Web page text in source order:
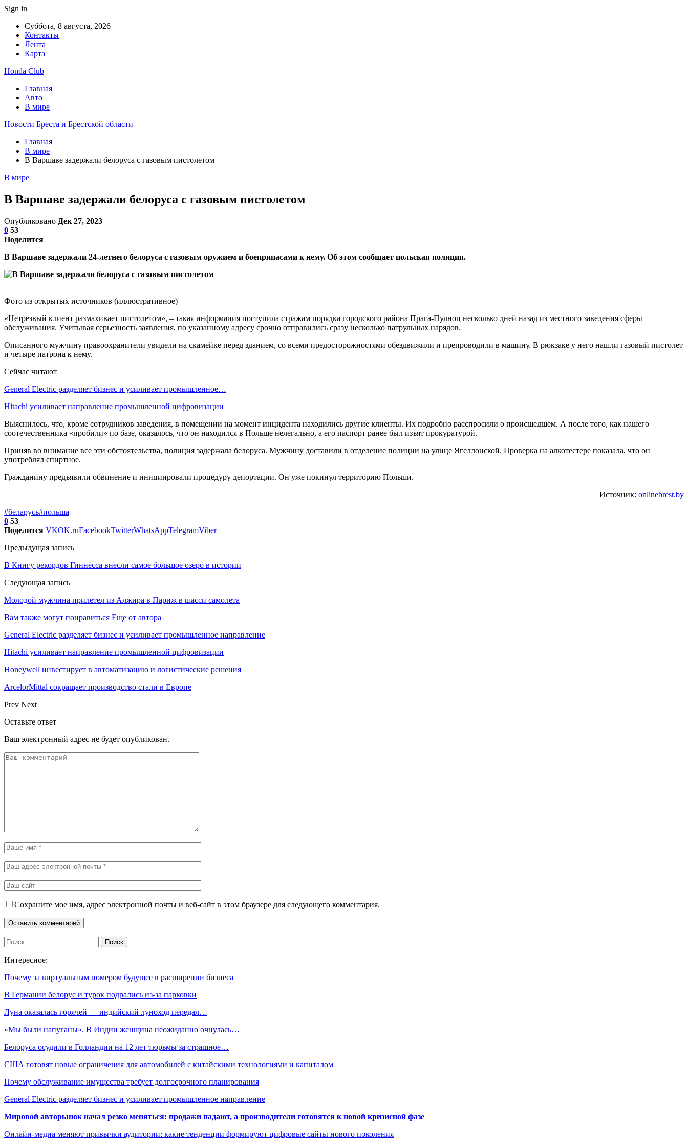
Sign in
Суббота, 8 августа, 2026
Контакты
Лента
Карта
Honda Club
Главная
Авто
В мире
Новости Бреста и Брестской области
Главная
В мире
В Варшаве задержали белоруса с газовым пистолетом
В мире
В Варшаве задержали белоруса с газовым пистолетом
Опубликовано Дек 27, 2023
0 53
Поделится
В Варшаве задержали 24-летнего белоруса с газовым оружием и боеприпасами к нему. Об этом сообщает польская полиция.
Фото из открытых источников (иллюстративное)
«Нетрезвый клиент размахивает пистолетом», – такая информация поступила стражам порядка городского района Прага-Пулноц несколько дней назад из местного заведения сферы
обслуживания. Учитывая серьезность заявления, по указанному адресу срочно отправились сразу несколько патрульных нарядов.
Описанного мужчину правоохранители увидели на скамейке перед зданием, со всеми предосторожностями обездвижили и препроводили в машину. В рюкзаке у него нашли газовый пистолет
и четыре патрона к нему.
Сейчас читают
General Electric разделяет бизнес и усиливает промышленное…
Hitachi усиливает направление промышленной цифровизации
Выяснилось, что, кроме сотрудников заведения, в помещении на момент инцидента находились другие клиенты. Их подробно расспросили о происшедшем. А после того, как нашего
соотечественника «пробили» по базе, оказалось, что он находился в Польше нелегально, а его паспорт ранее был изъят прокуратурой.
Приняв во внимание все эти обстоятельства, полиция задержала белоруса. Мужчину доставили в отделение полиции на улице Ягеллонской. Проверка на алкотестере показала, что он
употреблял спиртное.
Гражданину предъявили обвинение и инициировали процедуру депортации. Он уже покинул территорию Польши.
Источник: onlinebrest.by
#беларусь#польша
0 53
Поделится VKOK.ruFacebookTwitterWhatsAppTelegramViber
Предыдущая запись
В Книгу рекордов Гиннесса внесли самое большое озеро в истории
Следующая запись
Молодой мужчина прилетел из Алжира в Париж в шасси самолета
Вам также могут понравиться Еще от автора
General Electric разделяет бизнес и усиливает промышленное направление
Hitachi усиливает направление промышленной цифровизации
Honeywell инвестирует в автоматизацию и логистические решения
ArcelorMittal сокращает производство стали в Европе
Prev Next
Оставьте ответ
Ваш электронный адрес не будет опубликован.
Сохраните мое имя, адрес электронной почты и веб-сайт в этом браузере для следующего комментария.
Интересное:
Почему за виртуальным номером будущее в расширении бизнеса
В Германии белорус и турок подрались из-за парковки
Луна оказалась горячей — индийский луноход передал…
«Мы были напуганы». В Индии женщина неожиданно очнулась…
Белоруса осудили в Голландии на 12 лет тюрьмы за страшное…
США готовят новые ограничения для автомобилей с китайскими технологиями и капиталом
Почему обслуживание имущества требует долгосрочного планирования
General Electric разделяет бизнес и усиливает промышленное направление
Мировой авторынок начал резко меняться: продажи падают, а производители готовятся к новой кризисной фазе
Онлайн-медиа меняют привычки аудитории: какие тенденции формируют цифровые сайты нового поколения